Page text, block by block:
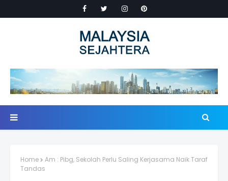
Home
Am : Pibg, Sekolah Perlu Saling Kerjasama Naik Taraf
Tandas